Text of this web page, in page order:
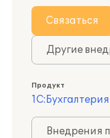
Связаться
Другие
Продукт
Внедрения